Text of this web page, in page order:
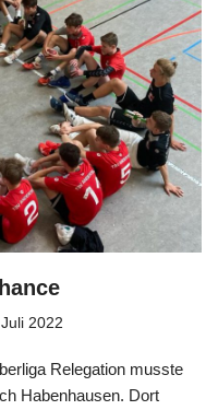
2022
Relegation musste
Habenhausen. Dort